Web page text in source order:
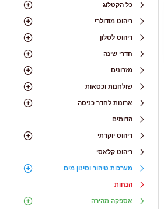
כל הקטלוג
ריהוט מודולרי
ריהוט לסלון
חדרי שינה
מזרונים
שולחנות וכסאות
ארונות לחדר כניסה
הדומים
ריהוט יוקרתי
ריהוט קלאסי
מערכות טיהור וסינון מים
הנחות
אספקה מהירה